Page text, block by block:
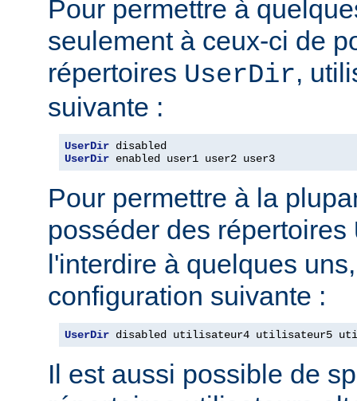
Pour permettre à
seulement à ceux-ci de
répertoires UserDir,
suivante :
UserDir
UserDir enabled user1 user2 user3
Pour permettre à la
posséder des répertoires
l'interdire à quelques
configuration suivante :
UserDir disabled utilisateur4 utilisateur5
Il est aussi possible de